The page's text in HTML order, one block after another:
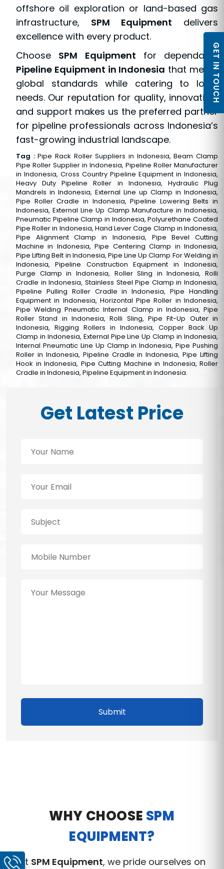
offshore oil exploration or land-based gas
infrastructure, SPM Equipment delivers
excellence with every product.
Choose SPM Equipment for dependable
Pipeline Equipment in Indonesia that meets
global standards while catering to local
needs. Our reputation for quality, innovation,
and support makes us the preferred partner
for pipeline professionals across Indonesia’s
fast-growing industrial landscape.
Tag :Pipe Rack Roller Suppliers in Indonesia, Beam Clamp
Pipe Roller Supplier in Indonesia, Pipeline Roller Manufacturer
in Indonesia, Cross Country Pipeline Equipment in Indonesia,
Heavy Duty Pipeline Roller in Indonesia, Hydraulic Plug
Mandrels in Indonesia, External Line up Clamp in Indonesia,
Pipe Roller Cradle in Indonesia, Pipeline Lowering Belts in
Indonesia, External Line Up Clamp Manufacture in Indonesia,
Pneumatic Pipeline Clamp in Indonesia, Polyurethane Coated
Pipe Roller in Indonesia, Hand Lever Cage Clamp in Indonesia,
Pipe Alignment Clamp in Indonesia, Pipe Bevel Cutting
Machine in Indonesia, Pipe Centering Clamp in Indonesia,
Pipe Lifting Belt in Indonesia, Pipe Line Up Clamp For Welding in
Indonesia, Pipeline Construction Equipment in Indonesia,
Purge Clamp in Indonesia, Roller Sling in Indonesia, Rolli
Cradle in Indonesia, Stainless Steel Pipe Clamp in Indonesia,
Pipeline Pulling Roller Cradle in Indonesia, Pipe Handling
Equipment in Indonesia, Horizontal Pipe Roller in Indonesia,
Pipe Welding Pneumatic Internal Clamp in Indonesia, Pipe
Roller Stand in Indonesia, Rolli Sling, Pipe Fit-Up Outer in
Indonesia, Rigging Rollers in Indonesia, Copper Back Up
Clamp in Indonesia, External Pipe Line Up Clamp in Indonesia,
Internal Pneumatic Line Up Clamp in Indonesia, Pipe Pushing
Roller in Indonesia, Pipeline Cradle in Indonesia, Pipe Lifting
Hook in Indonesia, Pipe Cutting Machine in Indonesia, Roller
Cradle in Indonesia, Pipeline Equipment in Indonesia.
Get Latest Price
Submit
WHY CHOOSE SPM
EQUIPMENT?
At SPM Equipment, we pride ourselves on
GET IN TOUCH